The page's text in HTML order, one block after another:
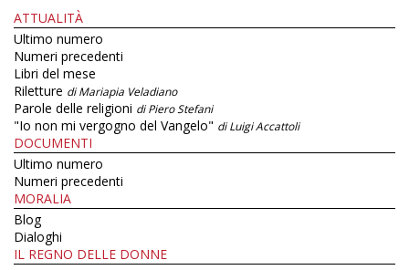
ATTUALITÀ
Ultimo numero
Numeri precedenti
Libri del mese
Riletture di Mariapia Veladiano
Parole delle religioni di Piero Stefani
"Io non mi vergogno del Vangelo" di Luigi Accattoli
DOCUMENTI
Ultimo numero
Numeri precedenti
MORALIA
Blog
Dialoghi
IL REGNO DELLE DONNE